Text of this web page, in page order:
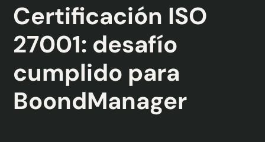
Certificación ISO
27001: desafío
cumplido para
BoondManager